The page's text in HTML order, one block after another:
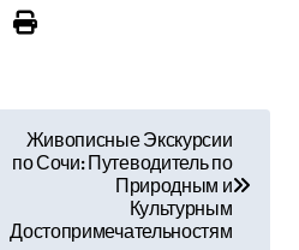
Живописные Экскурсии
по Сочи: Путеводитель по
Природным и
Культурным
Достопримечательностям